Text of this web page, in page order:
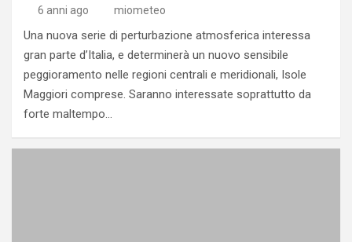
6 anni ago miometeo
Una nuova serie di perturbazione atmosferica interessa
gran parte d’Italia, e determinerà un nuovo sensibile
peggioramento nelle regioni centrali e meridionali, Isole
Maggiori comprese. Saranno interessate soprattutto da
forte maltempo…